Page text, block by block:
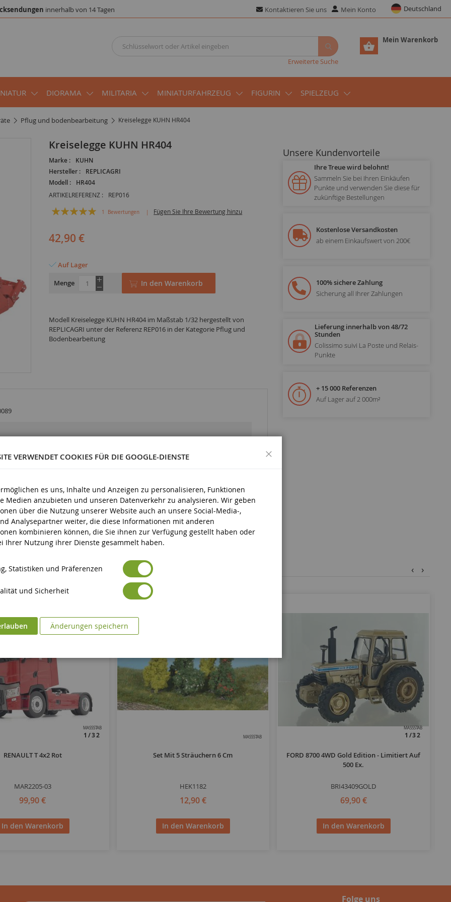
innerhalb von 14 Tagen Kontaktieren Sie uns Mein Konto Deutschland
Mein Warenkorb
Erweiterte Suche
DIORAMA MILITARIA MINIATURFAHRZEUG FIGURIN SPIELZEUG
pflug und bodenbearbeitung Kreiselegge KUHN HR404
Kreiselegge KUHN HR404
Marke :
KUHN
Hersteller :
REPLICAGRI
Modell :
HR404
ARTIKELREFERENZ : REP016
Bewertung:
1 Bewertungen Fügen Sie Ihre Bewertung hinzu
42,90 €
Auf Lager
Menge
In den Warenkorb
Modell Kreiselegge KUHN HR404 im Maßstab 1/32 hergestellt von
REPLICAGRI unter der Referenz REP016 in der Kategorie Pflug und
Bodenbearbeitung
Unsere Kundenvorteile
Ihre Treue wird belohnt!
Sammeln Sie bei Ihren Einkäufen
Punkte und verwenden Sie diese für
zukünftige Bestellungen
Kostenlose Versandkosten
ab einem Einkaufswert von 200€
100% sichere Zahlung
Sicherung all Ihrer Zahlungen
Lieferung innerhalb von 48/72
Stunden
Colissimo suivi La Poste und Relais-
Punkte
+ 15 000 Referenzen
Auf Lager auf 2 000m²
MASSSTAB
1/32
RENAULT T 4x2 Rot
MAR2205-03
99,90 €
In den Warenkorb
MASSSTAB
Set Mit 5 Sträuchern 6 Cm
HEK1182
12,90 €
In den Warenkorb
MASSSTAB
1/32
FORD 8700 4WD Gold Edition - Limitiert Auf
500 Ex.
BRI43409GOLD
69,90 €
In den Warenkorb
‹ ›
Folge uns
VERWENDET COOKIES FÜR DIE GOOGLE-DIENSTE
es uns, Inhalte und Anzeigen zu personalisieren, Funktionen
Medien anzubieten und unseren Datenverkehr zu analysieren. Wir geben
über die Nutzung unserer Website auch an unsere Social-Media-,
Analysepartner weiter, die diese Informationen mit anderen
kombinieren können, die Sie ihnen zur Verfügung gestellt haben oder
Ihrer Nutzung ihrer Dienste gesammelt haben.
Statistiken und Präferenzen
und Sicherheit
Änderungen speichern